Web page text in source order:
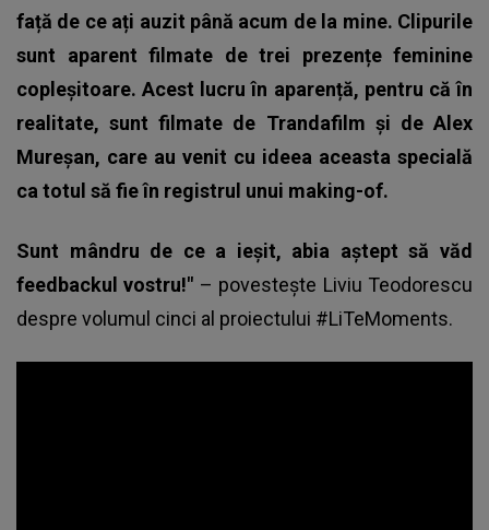
față de ce ați auzit până acum de la mine. Clipurile
sunt aparent filmate de trei prezențe feminine
copleșitoare. Acest lucru în aparență, pentru că în
realitate, sunt filmate de Trandafilm și de Alex
Mureșan, care au venit cu ideea aceasta specială
ca totul să fie în registrul unui making-of.
Sunt mândru de ce a ieșit, abia aștept să văd
feedbackul vostru!" – povestește Liviu Teodorescu
despre volumul cinci al proiectului #LiTeMoments.